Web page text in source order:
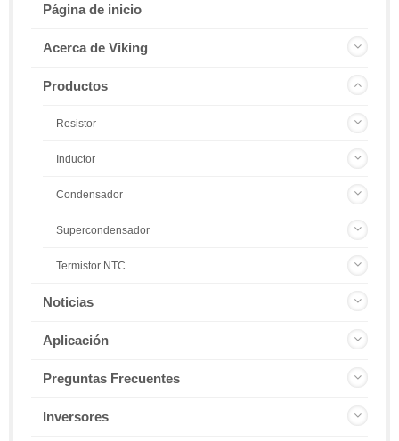
Página de inicio
Acerca de Viking
Productos
Resistor
Inductor
Condensador
Supercondensador
Termistor NTC
Noticias
Aplicación
Preguntas Frecuentes
Inversores